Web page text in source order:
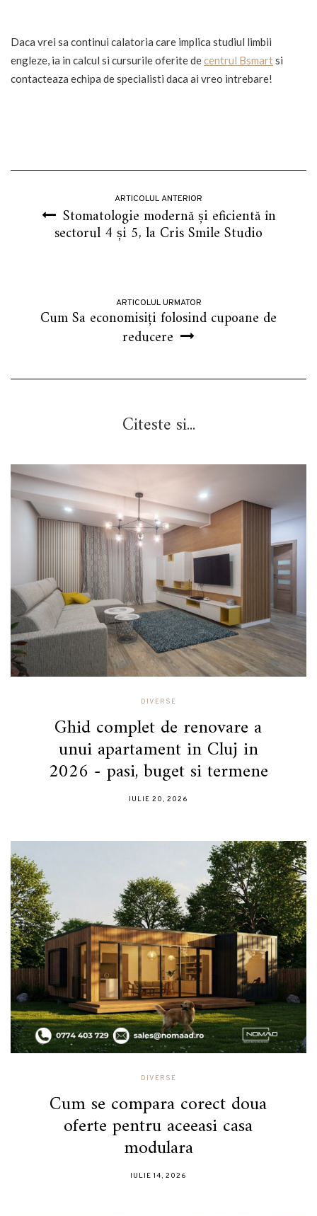
Daca vrei sa continui calatoria care implica studiul limbii
engleze, ia in calcul si cursurile oferite decentrul Bsmartsi
contacteaza echipa de specialisti daca ai vreo intrebare!
ARTICOLUL ANTERIOR
Stomatologie modernă și eficientă în
sectorul 4 și 5, la Cris Smile Studio
ARTICOLUL URMATOR
Cum Sa economisiți folosind cupoane de
reducere
Citeste si...
DIVERSE
Ghid complet de renovare a
unui apartament in Cluj in
2026 - pasi, buget si termene
IULIE 20, 2026
DIVERSE
Cum se compara corect doua
oferte pentru aceeasi casa
modulara
IULIE 14, 2026